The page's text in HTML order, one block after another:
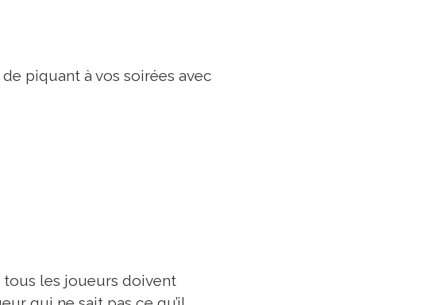
piquant à vos soirées avec
les joueurs doivent